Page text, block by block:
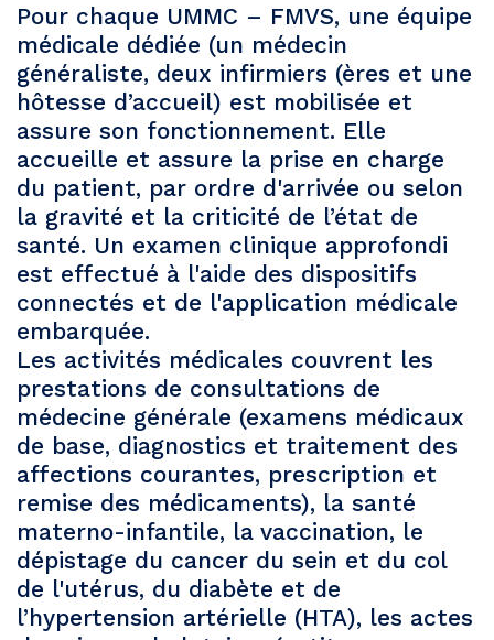
Pour chaque UMMC – FMVS, une équipe
médicale dédiée (un médecin
généraliste, deux infirmiers (ères et une
hôtesse d’accueil) est mobilisée et
assure son fonctionnement. Elle
accueille et assure la prise en charge
du patient, par ordre d'arrivée ou selon
la gravité et la criticité de l’état de
santé. Un examen clinique approfondi
est effectué à l'aide des dispositifs
connectés et de l'application médicale
embarquée.
Les activités médicales couvrent les
prestations de consultations de
médecine générale (examens médicaux
de base, diagnostics et traitement des
affections courantes, prescription et
remise des médicaments), la santé
materno-infantile, la vaccination, le
dépistage du cancer du sein et du col
de l'utérus, du diabète et de
l’hypertension artérielle (HTA), les actes